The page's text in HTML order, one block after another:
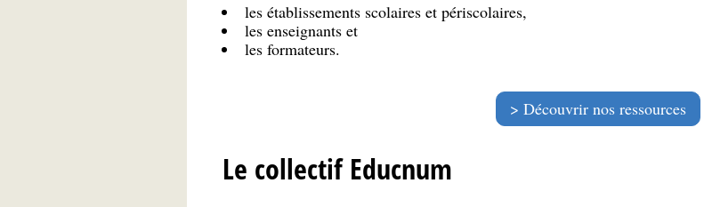
les établissements scolaires et périscolaires,
les enseignants et
les formateurs.
Découvrir nos ressources
Le collectif Educnum